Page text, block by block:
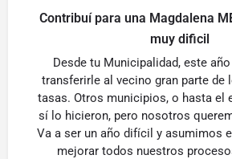
Contribuí para una Magdalena
muy dificil
Desde tu Municipalidad, este
transferirle al vecino gran parte de
tasas. Otros municipios, o hasta el
sí lo hicieron, pero nosotros
Va a ser un año difícil y asumimos
mejorar todos nuestros